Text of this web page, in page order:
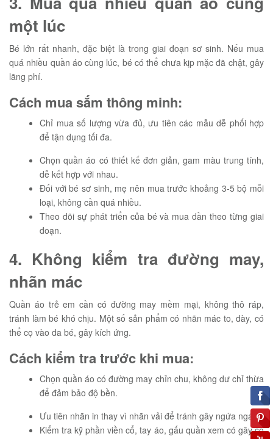
một lúc
Bé lớn rất nhanh, đặc biệt là trong giai đoạn sơ sinh. Nếu mua
quá nhiều quần áo cùng lúc, bé có thể chưa kịp mặc đã chật, gây
lãng phí.
Cách mua sắm thông minh:
Chỉ mua số lượng vừa đủ, ưu tiên các mẫu dễ phối hợp
để tận dụng tối đa.
Chọn quần áo có thiết kế đơn giản, gam màu trung tính,
dễ kết hợp với nhau.
Đối với bé sơ sinh, mẹ nên mua trước khoảng 3-5 bộ mỗi
loại, không cần quá nhiều.
Theo dõi sự phát triển của bé và mua dần theo từng giai
đoạn.
4. Không kiểm tra đường may,
nhãn mác
Quần áo trẻ em cần có đường may mềm mại, không thô ráp,
tránh làm bé khó chịu. Một số sản phẩm có nhãn mác to, dày, có
thể cọ vào da bé, gây kích ứng.
Cách kiểm tra trước khi mua:
Chọn quần áo có đường may chỉn chu, không dư chỉ thừa
để đảm bảo độ bền.
Ưu tiên nhãn in thay vì nhãn vải để tránh gây ngứa ngáy.
Kiểm tra kỹ phần viền cổ, tay áo, gấu quần xem có gây cọ